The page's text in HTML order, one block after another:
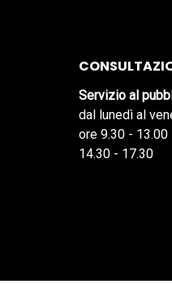
Servizio al
dal lunedì al
ore 9.30 - 13.00
14.30 - 17.30